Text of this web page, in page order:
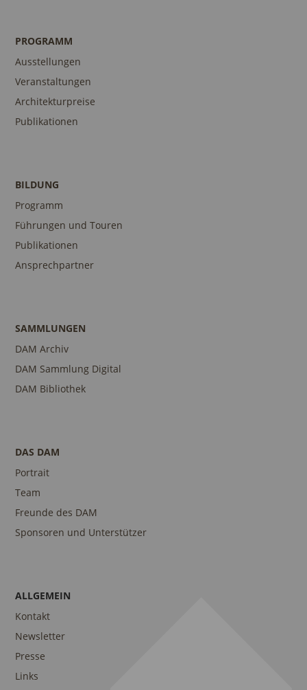
PROGRAMM
Ausstellungen
Veranstaltungen
Architekturpreise
Publikationen
BILDUNG
Programm
Führungen und Touren
Publikationen
Ansprechpartner
SAMMLUNGEN
DAM Archiv
DAM Sammlung Digital
DAM Bibliothek
DAS DAM
Portrait
Team
Freunde des DAM
Sponsoren und Unterstützer
ALLGEMEIN
Kontakt
Newsletter
Presse
Links